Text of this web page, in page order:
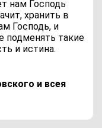
нам Господь
хранить в
Господь, и
подменять такие
и истина.
и всея